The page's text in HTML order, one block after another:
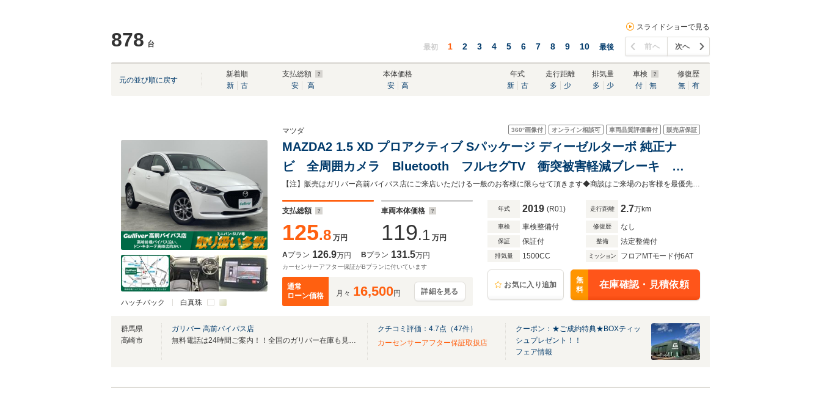
878 台
スライドショーで見る
最初 1 2 3 4 5 6 7 8 9 10 最後 前へ 次へ
元の並び順に戻す
新着順
新
古
支払総額
安
高
本体価格
安
高
年式
新
古
走行距離
多
少
排気量
多
少
車検
付
無
修復歴
無
有
ハッチバック 白真珠
360°画像付 オンライン相談可 車両品質評価書付 販売店保証
マツダ
MAZDA2 1.5 XD プロアクティブ Sパッケージ ディーゼルターボ 純正ナ
ビ 全周囲カメラ Bluetooth フルセグTV 衝突被害軽減ブレーキ
BSM クルーズコントロール コーナーセンサー 純正ビルトインETC
LEDヘッドライト パワーシート シートメモリー シートヒーター
【注】販売はガリバー高前バイパス店にご来店いただける一般のお客様に限らせて頂きます◆商談はご来場のお客様を最優先させて頂きます◆高崎エリア最大級！立体展示場内に300台展示！
支払総額
125.8 万円
車両本体価格
119.1 万円
Aプラン 126.9万円 Bプラン 131.5万円
カーセンサーアフター保証がBプランに付いています
通常
ローン価格
月々 16,500円 詳細を見る
年式 2019 (R01) 走行距離 2.7万km
車検 車検整備付 修復歴 なし
保証 保証付 整備 法定整備付
排気量 1500CC ミッション フロアMTモード付6AT
お気に入り追加
無
料
在庫確認・見積依頼
群馬県
高崎市
ガリバー 高前バイパス店
無料電話は24時間ご案内！！全国のガリバー在庫も見たい方は一括照会が可能です！
クチコミ評価： 4.7点（47件）
カーセンサーアフター保証取扱店
クーポン：★ご成約特典★BOXティッ
シュプレゼント！！
フェア情報